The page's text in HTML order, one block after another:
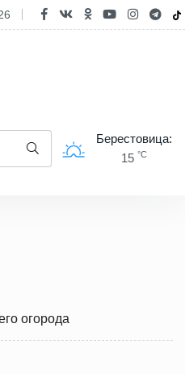
ГАИ проводит
Берестовица:
15 °C
огорода